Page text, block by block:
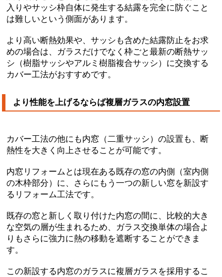
入りやサッシ枠自体に発生する結露を完全に防ぐこと
は難しい という側面があります。
より高い断熱効果や、サッシも含めた結露防止をお求
めの場合は、 ガラスだけでなく枠ごと最新の断熱サッ
シ（樹脂サッシやアルミ樹脂複合サッシ）に交換する
カバー工法がおすすめです。
より性能を上げるならば複層ガラスの内窓設置
カバー工法の他にも内窓（二重サッシ）の設置も、断
熱性を大きく向上させることが可能です。
内窓リフォームとは現在ある既存の窓の内側（室内側
の木枠部分）に、さらにもう一つの新しい窓を新設す
るリフォーム工法です。
既存の窓と新しく取り付けた内窓の間に、比較的大き
な空気の層が生まれるため、ガラス交換単体の場合よ
りもさらに強力に熱の移動を遮断することができま
す。
この新設する内窓のガラスに複層ガラスを採用するこ